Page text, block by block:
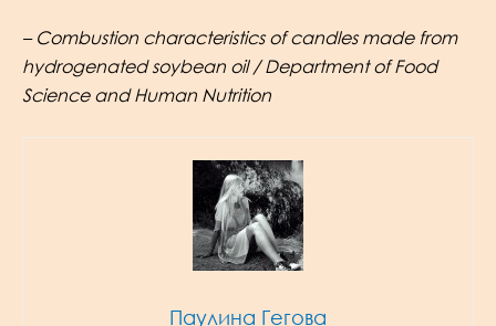
– Combustion characteristics of candles made from
hydrogenated soybean oil / Department of Food
Science and Human Nutrition
Паулина Гегова